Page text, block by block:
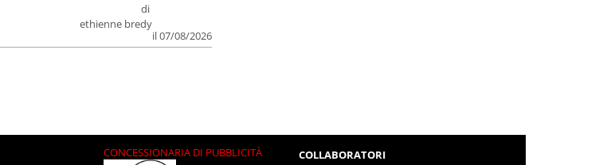
di
ethienne bredy
il 07/08/2026
CONCESSIONARIA DI PUBBLICITÀ
COLLABORATORI